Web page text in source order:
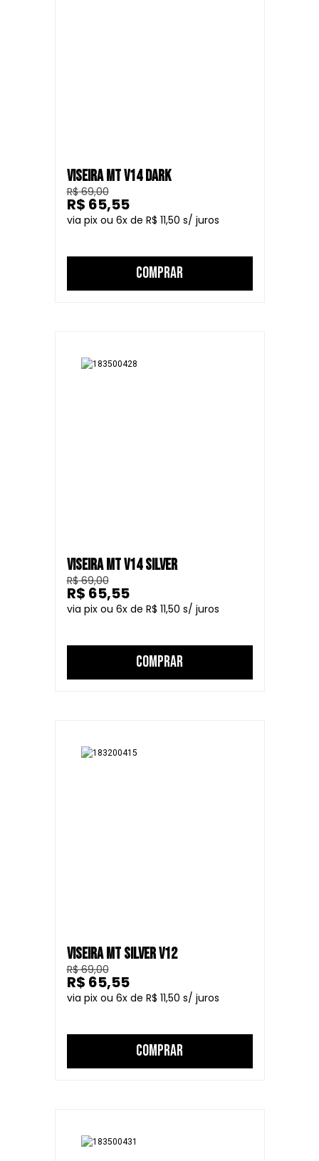
VISEIRA MT V14 DARK
R$ 69,00
6
R$ 11,50
R$ 65,55
COMPRAR
VISEIRA MT V14 SILVER
R$ 69,00
6
R$ 11,50
R$ 65,55
COMPRAR
VISEIRA MT SILVER V12
R$ 69,00
6
R$ 11,50
R$ 65,55
COMPRAR